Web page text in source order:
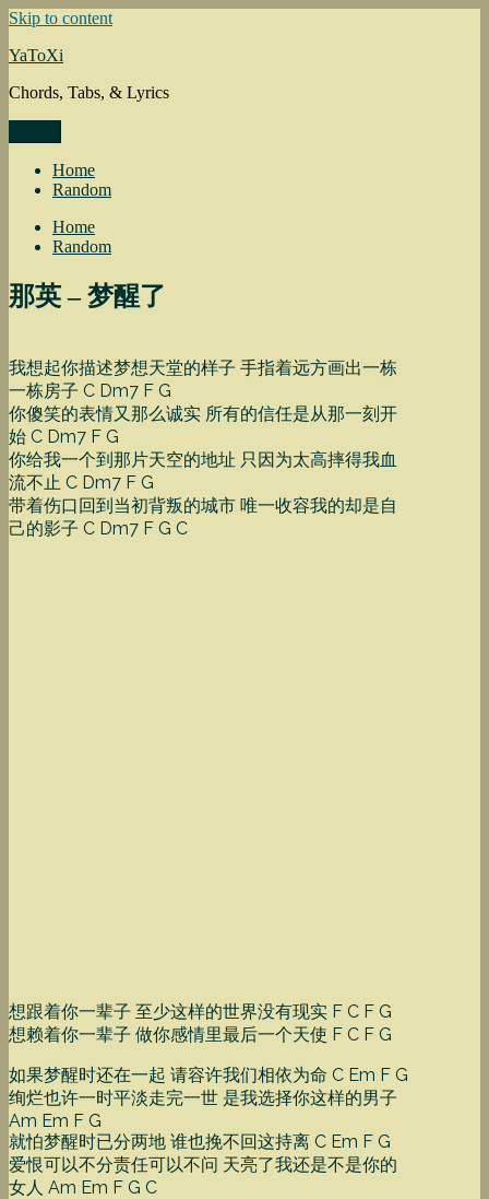
Skip to content
YaToXi
Chords, Tabs, & Lyrics
Home
Random
Home
Random
那英 – 梦醒了
我想起你描述梦想天堂的样子 手指着远方画出一栋
一栋房子 C Dm7 F G
你傻笑的表情又那么诚实 所有的信任是从那一刻开
始 C Dm7 F G
你给我一个到那片天空的地址 只因为太高摔得我血
流不止 C Dm7 F G
带着伤口回到当初背叛的城市 唯一收容我的却是自
己的影子 C Dm7 F G C
想跟着你一辈子 至少这样的世界没有现实 F C F G
想赖着你一辈子 做你感情里最后一个天使 F C F G
如果梦醒时还在一起 请容许我们相依为命 C Em F G
绚烂也许一时平淡走完一世 是我选择你这样的男子
Am Em F G
就怕梦醒时已分两地 谁也挽不回这持离 C Em F G
爱恨可以不分责任可以不问 天亮了我还是不是你的
女人 Am Em F G C